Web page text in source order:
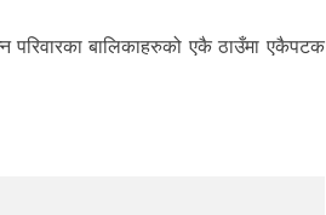
परिवारका बालिकाहरुको एकै ठाउँमा एकैपटक